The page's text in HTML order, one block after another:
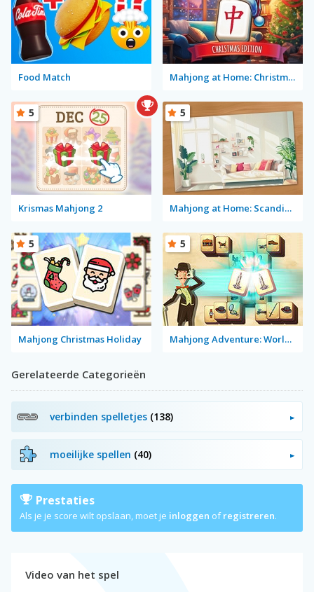
Food Match Mahjong at Home: Christmas Edition
Krismas Mahjong 2
5
Mahjong at Home: Scandinavian Winter Edition
5
Mahjong Christmas Holiday
5
Mahjong Adventure: World Quest
5
Gerelateerde Categorieën
verbinden spelletjes (138)
moeilijke spellen (40)
Prestaties
Als je je score wilt opslaan, moet je inloggen ofregistreren.
Video van het spel